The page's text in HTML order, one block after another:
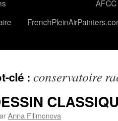
AFCC
clé : conservatoire
Anna Filimonova